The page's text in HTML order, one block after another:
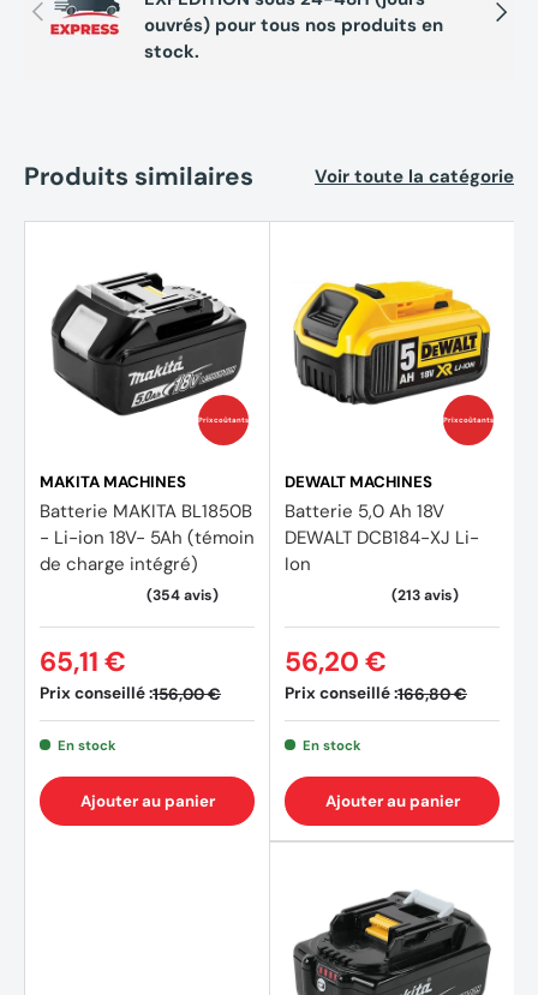
Précédent
ouvrés) pour tous nos produits en
stock.
Produits similaires Voir toute la catégorie
Prix coûtants
MAKITA MACHINES
Batterie MAKITA BL1850B
- Li-ion 18V- 5Ah (témoin
de charge intégré)
Prix conseillé :156,00 €
65,11 €
En stock
Ajouter au panier
Prix coûtants
DEWALT MACHINES
Batterie 5,0 Ah 18V
DEWALT DCB184-XJ Li-
Ion
Prix conseillé :166,80 €
56,20 €
En stock
Ajouter au panier